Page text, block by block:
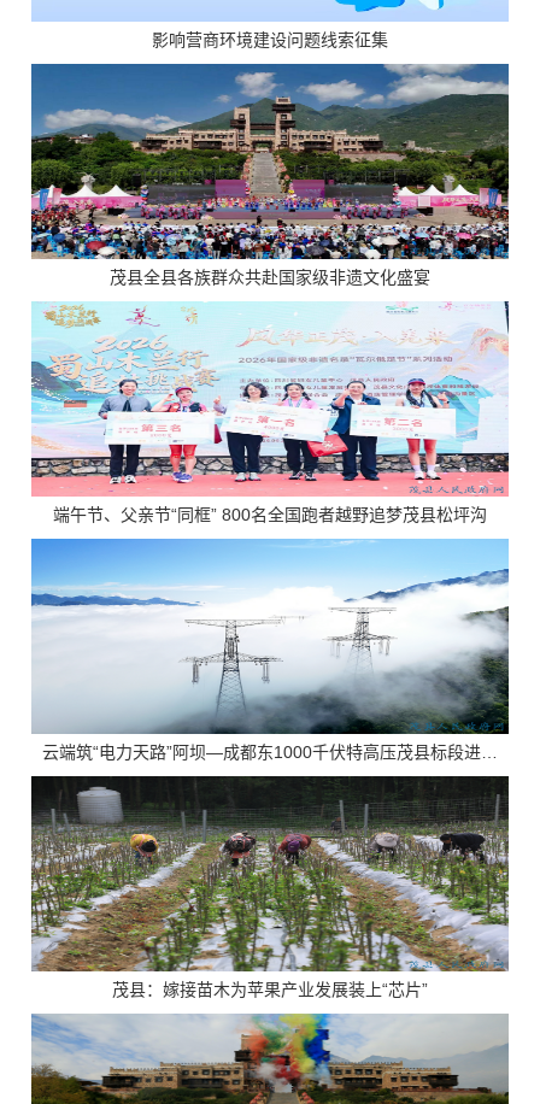
影响营商环境建设问题线索征集
茂县全县各族群众共赴国家级非遗文化盛宴
端午节、父亲节“同框” 800名全国跑者越野追梦茂县松坪沟
云端筑“电力天路”阿坝—成都东1000千伏特高压茂县标段进入最后冲刺
茂县：嫁接苗木为苹果产业发展装上“芯片”